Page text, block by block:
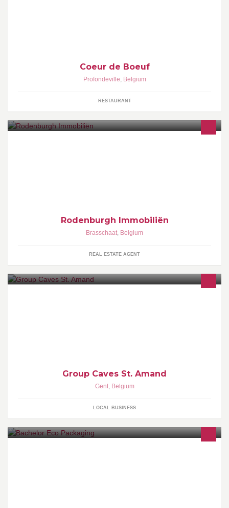
Coeur de Boeuf
Profondeville, Belgium
RESTAURANT
Rodenburgh Immobiliën
Brasschaat, Belgium
REAL ESTATE AGENT
Group Caves St. Amand
Gent, Belgium
LOCAL BUSINESS